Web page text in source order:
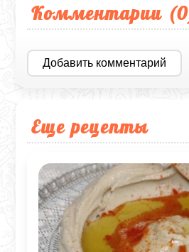
Комментарии (0
Добавить комментарий
Еще рецепты